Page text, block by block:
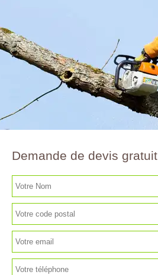
Demande de devis gratuit